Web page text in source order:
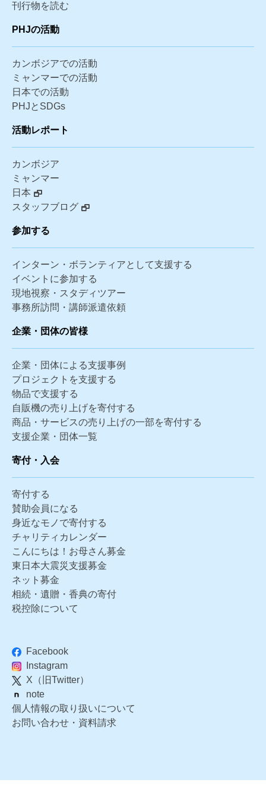
刊行物を読む
PHJの活動
カンボジアでの活動
ミャンマーでの活動
日本での活動
PHJとSDGs
活動レポート
カンボジア
ミャンマー
日本
スタッフブログ
参加する
インターン・ボランティアとして支援する
イベントに参加する
現地視察・スタディツアー
事務所訪問・講師派遣依頼
企業・団体の皆様
企業・団体による支援事例
プロジェクトを支援する
物品で支援する
自販機の売り上げを寄付する
商品・サービスの売り上げの一部を寄付する
支援企業・団体一覧
寄付・入会
寄付する
賛助会員になる
身近なモノで寄付する
チャリティカレンダー
こんにちは！お母さん募金
東日本大震災支援募金
ネット募金
相続・遺贈・香典の寄付
税控除について
Facebook
Instagram
X（旧Twitter）
note
個人情報の取り扱いについて
お問い合わせ・資料請求